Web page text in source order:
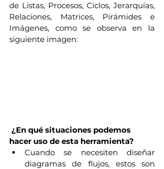
de Listas, Procesos, Ciclos, Jerarquías,
Relaciones, Matrices, Pirámides e
Imágenes, como se observa en la
siguiente imagen:
¿En qué situaciones podemos
hacer uso de esta herramienta?
Cuando se necesiten diseñar
diagramas de flujos, estos son